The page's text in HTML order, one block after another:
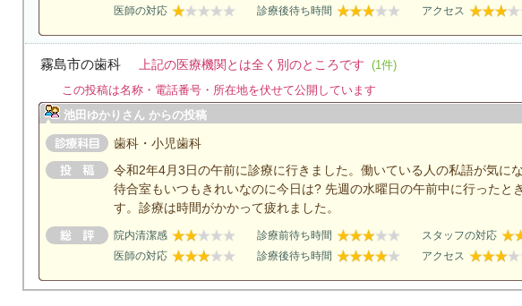
医師の対応
診療後待ち時間 アクセス
霧島市の歯科 上記の医療機関とは全く別のところです (1件)
この投稿は名称・電話番号・所在地を伏せて公開しています
池田ゆかりさん からの投稿
歯科・小児歯科
令和2年4月3日の午前に診療に行きました。働いている人の私語が気に
待合室もいつもきれいなのに今日は? 先週の水曜日の午前中に行った
す。診療は時間がかかって疲れました。
院内清潔感 診療前待ち時間
スタッフの対応
医師の対応
診療後待ち時間 アクセス